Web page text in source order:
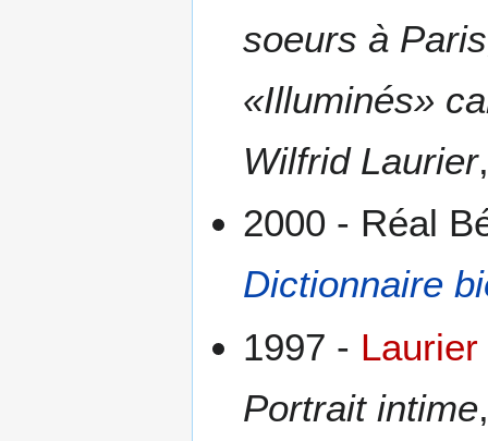
soeurs à
«Illuminés»
Wilfrid Laurier
2000 - Réal
Dictionnaire
1997 -
Portrait intime